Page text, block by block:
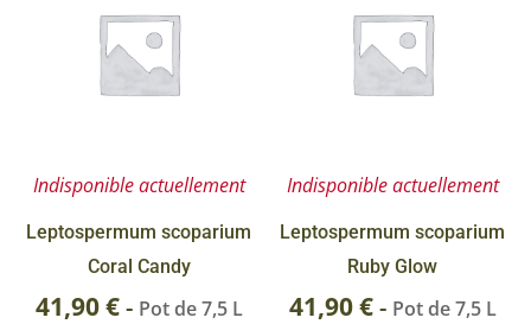
Indisponible actuellement
Leptospermum scoparium
Coral Candy
41,90€- Pot de 7,5 L
Indisponible actuellement
Leptospermum scoparium
Ruby Glow
41,90€- Pot de 7,5 L